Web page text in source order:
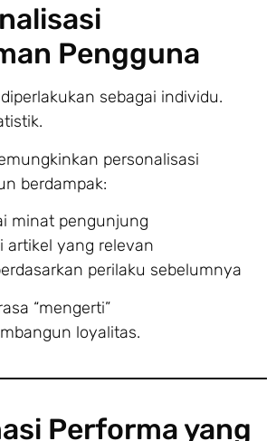
Pengguna
sebagai individu.
personalisasi
berdampak:
minat pengunjung
artikel yang relevan
perilaku sebelumnya
“mengerti”
loyalitas.
Performa yang